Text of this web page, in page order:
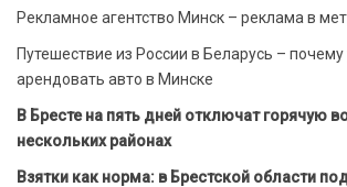
Рекламное агентство Минск – реклама в
Путешествие из России в Беларусь –
арендовать авто в Минске
В Бресте на пять дней отключат горячую
нескольких районах
Взятки как норма: в Брестской области